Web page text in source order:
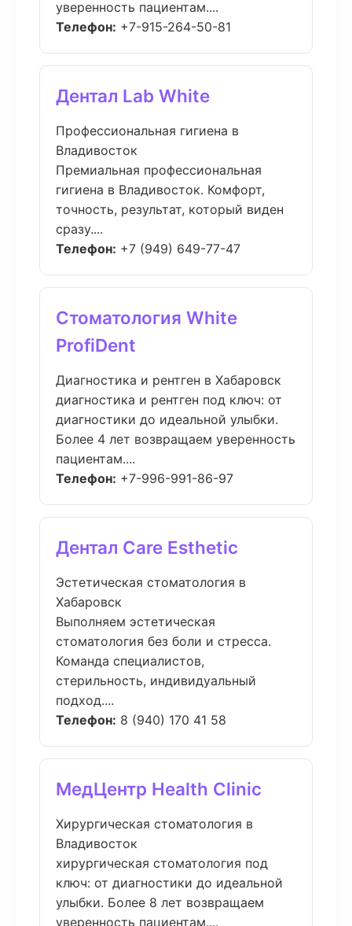
уверенность пациентам....
Телефон: +7-915-264-50-81
Дентал Lab White
Профессиональная гигиена в
Владивосток
Премиальная профессиональная
гигиена в Владивосток. Комфорт,
точность, результат, который виден
сразу....
Телефон: +7 (949) 649-77-47
Стоматология White
ProfiDent
Диагностика и рентген в Хабаровск
диагностика и рентген под ключ: от
диагностики до идеальной улыбки.
Более 4 лет возвращаем уверенность
пациентам....
Телефон: +7-996-991-86-97
Дентал Care Esthetic
Эстетическая стоматология в
Хабаровск
Выполняем эстетическая
стоматология без боли и стресса.
Команда специалистов,
стерильность, индивидуальный
подход....
Телефон: 8 (940) 170 41 58
МедЦентр Health Clinic
Хирургическая стоматология в
Владивосток
хирургическая стоматология под
ключ: от диагностики до идеальной
улыбки. Более 8 лет возвращаем
уверенность пациентам....